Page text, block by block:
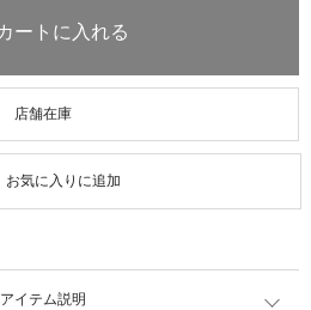
店舗在庫
お気に入りに追加
アイテム説明